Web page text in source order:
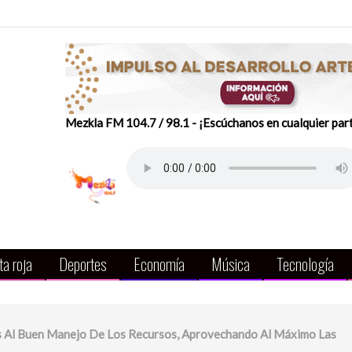
Mezkla FM 104.7 / 98.1 - ¡Escúchanos en cualquier
roja Deportes Economía Música Tecnología
Buen Manejo De Los Recursos, Aprovechando Al Máximo Las